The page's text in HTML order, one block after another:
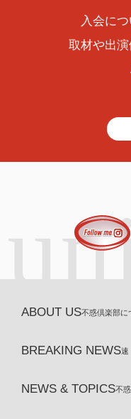
入会に
取材や出
ABOUT US不惑倶楽部に
BREAKING NEWS
NEWS & TOPICS不